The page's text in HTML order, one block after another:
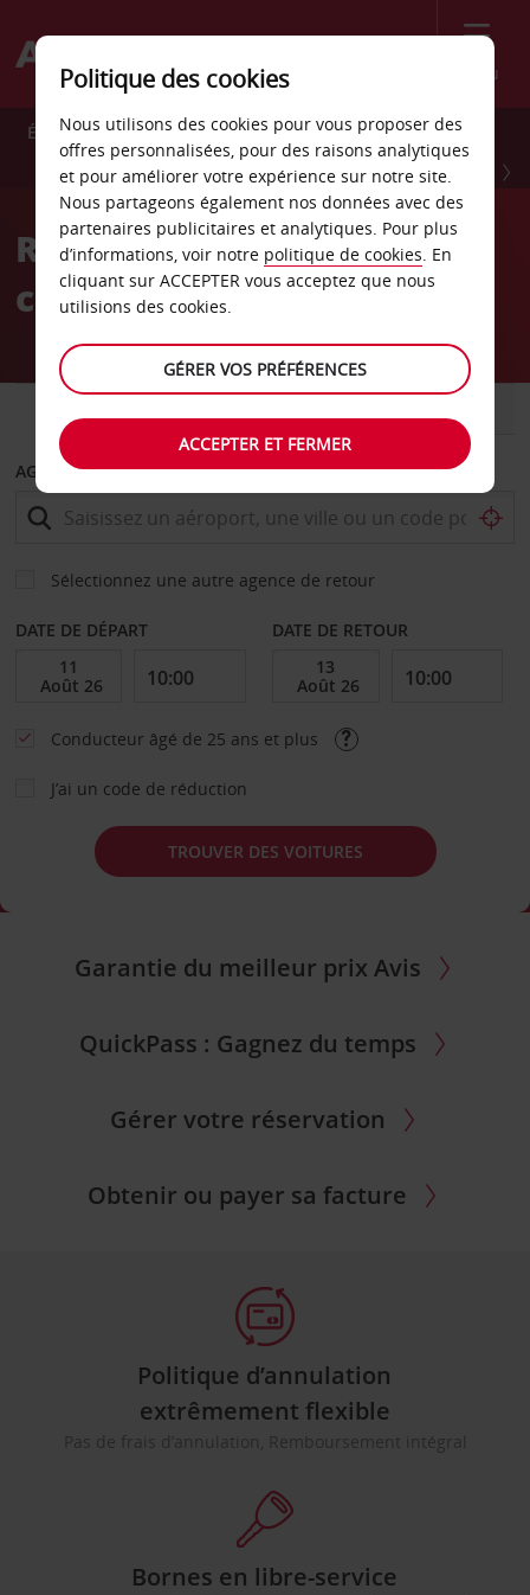
Menu
Économisez 10 % toute l’année avec Avis Preferred.
INSCRIVEZ-VOUS GRATUITEMENT
Réservez en toute
confiance
AGENCE DE DÉPART
Sélectionnez une autre agence de retour
DATE DE DÉPART DATE DE RETOUR
Conducteur âgé de 25 ans et plus
J’ai un code de réduction
TROUVER DES VOITURES
Garantie du meilleur prix Avis
QuickPass : Gagnez du temps
Gérer votre réservation
Obtenir ou payer sa facture
Politique d’annulation
extrêmement flexible
Pas de frais d’annulation, Remboursement intégral
Bornes en libre-service
Politique des cookies
Nous utilisons des cookies pour vous proposer des
offres personnalisées, pour des raisons analytiques
et pour améliorer votre expérience sur notre site.
Nous partageons également nos données avec des
partenaires publicitaires et analytiques. Pour plus
d’informations, voir notre politique de cookies. En
cliquant sur ACCEPTER vous acceptez que nous
utilisions des cookies.
GÉRER VOS PRÉFÉRENCES
ACCEPTER ET FERMER